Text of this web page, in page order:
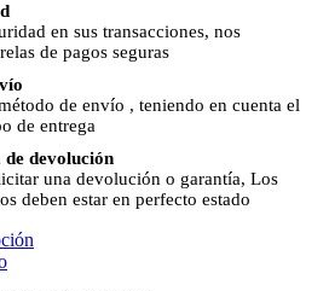
en sus transacciones, nos
de pagos seguras
de envío , teniendo en cuenta el
de entrega
devolución
una devolución o garantía, Los
deben estar en perfecto estado